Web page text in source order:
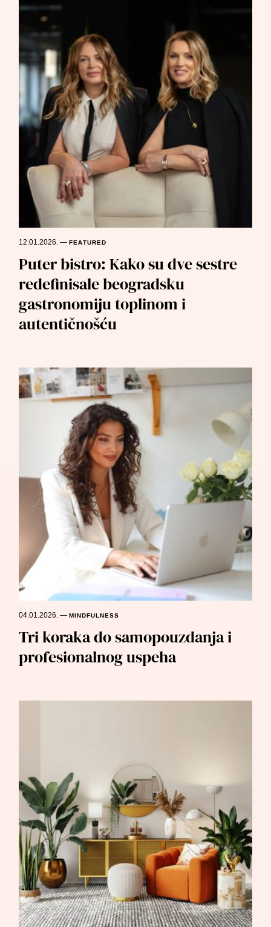
12.01.2026.—FEATURED
Puter bistro: Kako su dve sestre
redefinisale beogradsku
gastronomiju toplinom i
autentičnošću
04.01.2026.—MINDFULNESS
Tri koraka do samopouzdanja i
profesionalnog uspeha